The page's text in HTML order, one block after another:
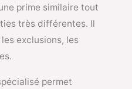
prime similaire tout
très différentes. Il
exclusions, les
permet